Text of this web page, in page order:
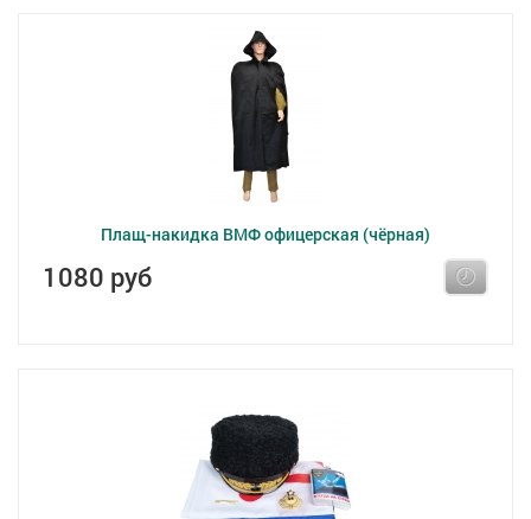
Плащ-накидка ВМФ офицерская (чёрная)
1080 руб